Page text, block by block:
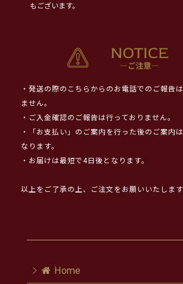
もございます。
・発送の際のこちらからのお電話でのご報告
ません。
・ご入金確認のご報告は行っておりません。
・「お支払い」のご案内を行った後のご案内
なります。
・お届けは最短で4日後となります。
以上をご了承の上、ご注文をお願いいたします
Home